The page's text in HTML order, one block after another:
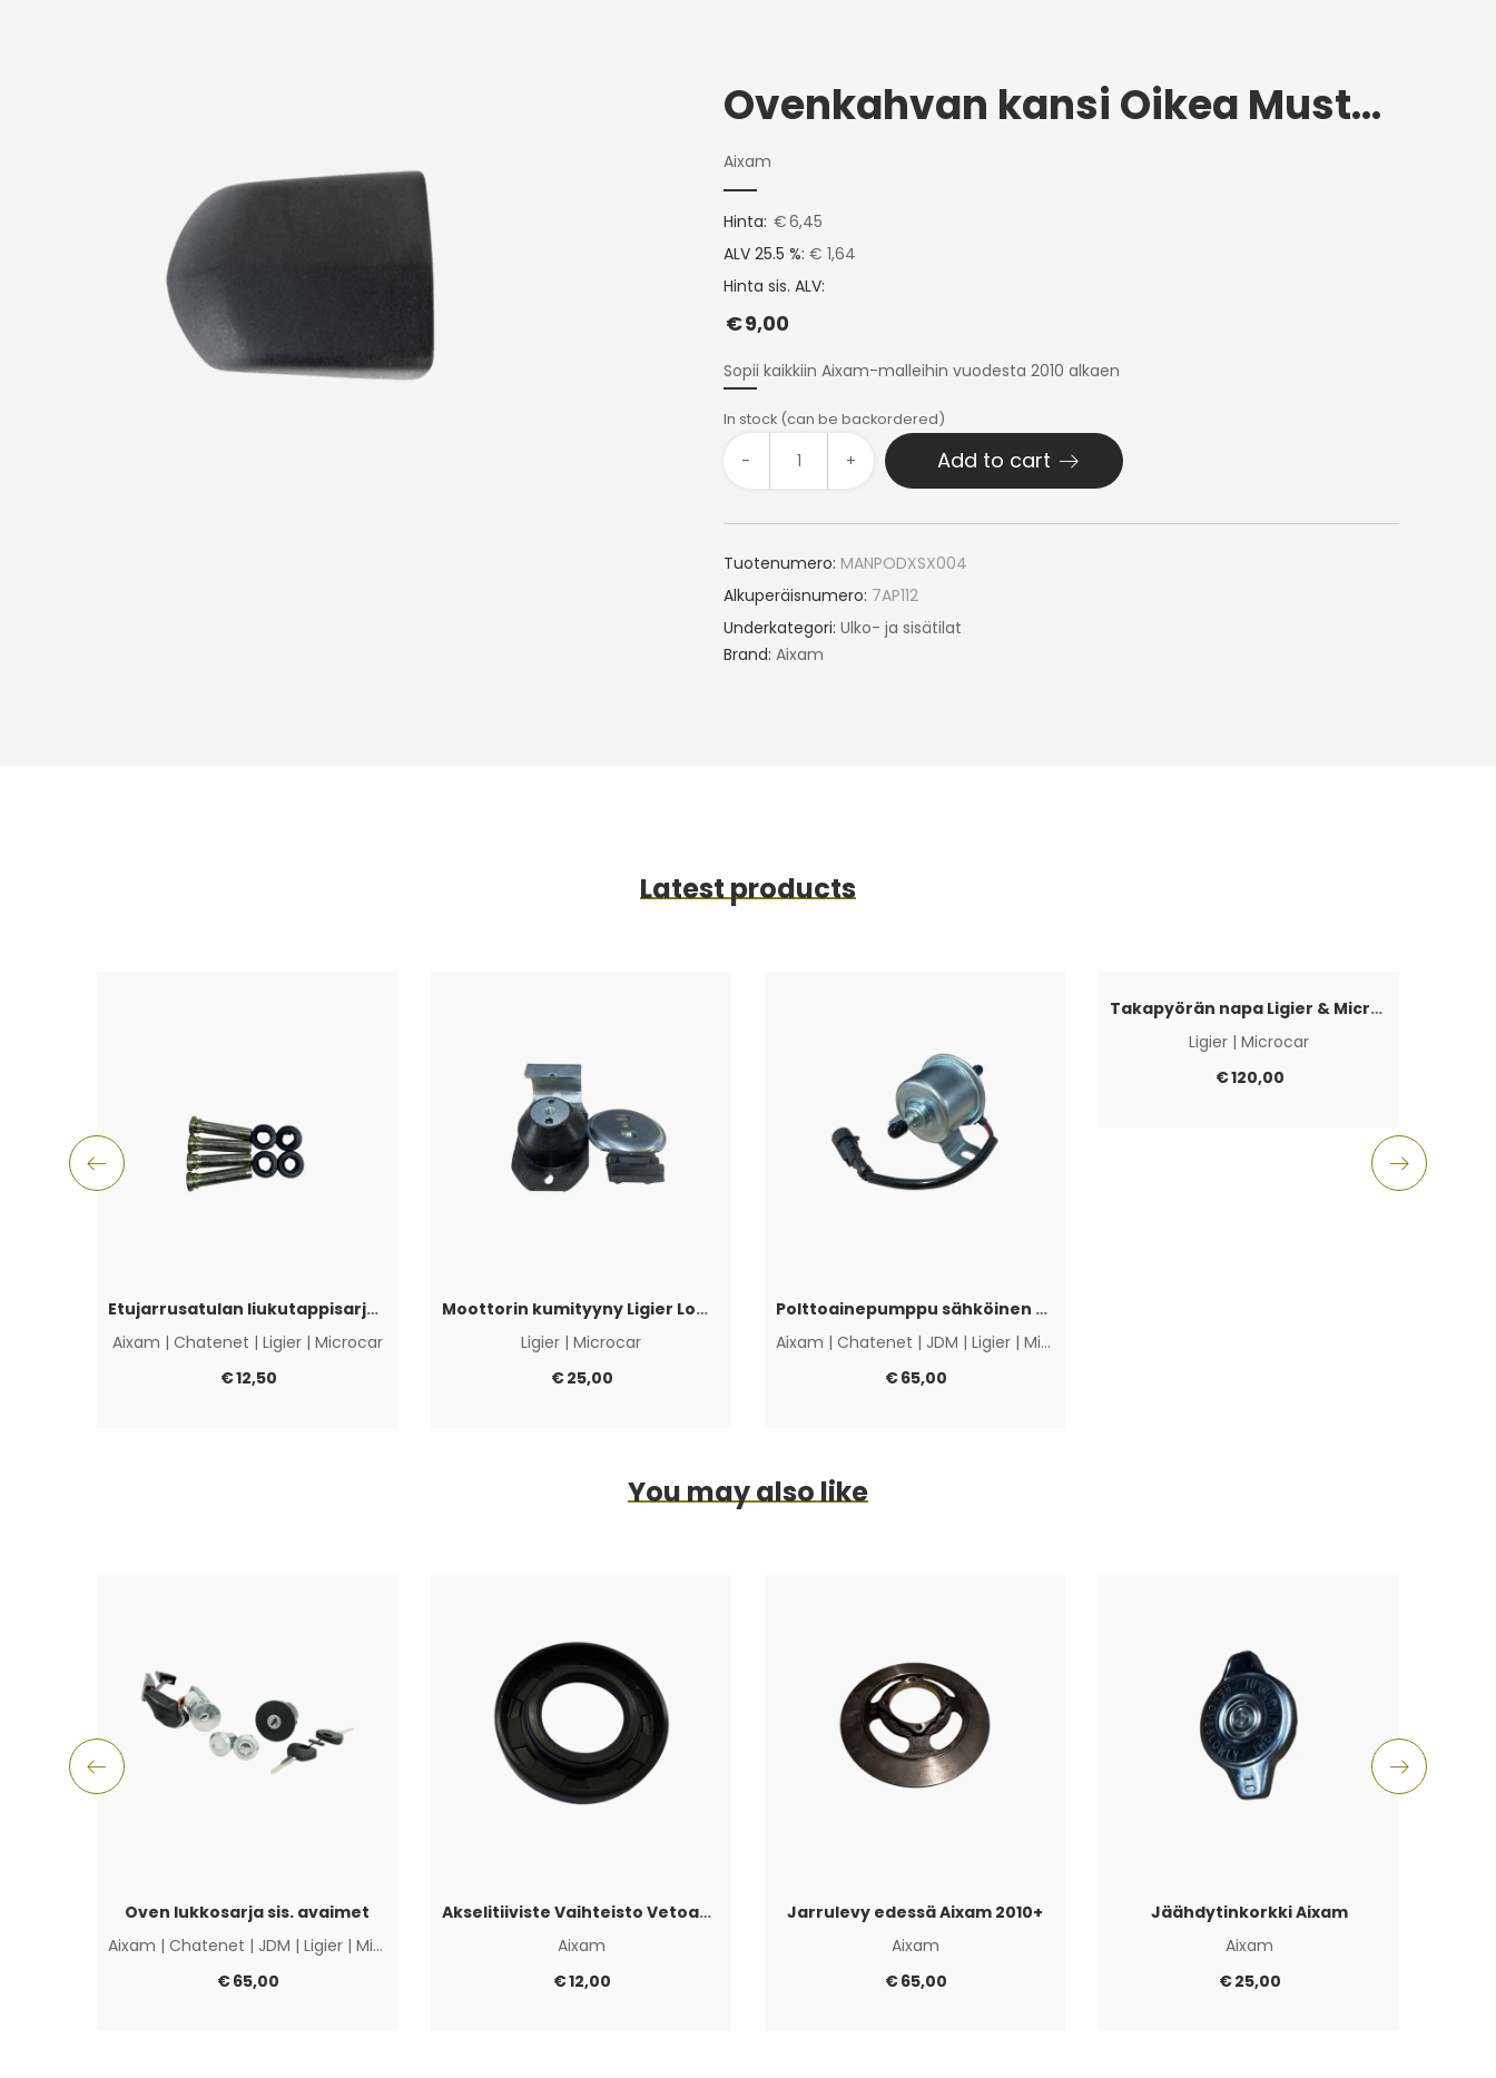
Ovenkahvan kansi Oikea Musta Aixam 2010+
Aixam
Hinta: €6,45
ALV 25.5 %: € 1,64
Hinta sis. ALV:
€9,00
Sopii kaikkiin Aixam-malleihin vuodesta 2010 alkaen
In stock (can be backordered)
- + Add to cart
Tuotenumero: MANPODXSX004
Alkuperäisnumero: 7AP112
Underkategori: Ulko- ja sisätilat
Brand: Aixam
Latest products
Etujarrusatulan liukutappisarja Aixam, Ligier, Microcar & Chatenet
Aixam | Chatenet | Ligier| Microcar
€12,50
Moottorin kumityyny Ligier Lombardini Progress / DCI
Ligier | Microcar
€25,00
Polttoainepumppu sähköinen Lombardini Progress / DCI / FOCS
Aixam | Chatenet | JDM | Ligier | Microcar
€65,00
Takapyörän napa Ligier & Microcar 4×100
Ligier | Microcar
€120,00
You may also like
Oven lukkosarja sis. avaimet
Aixam | Chatenet | JDM | Ligier | Microcar
€65,00
Akselitiiviste Vaihteisto Vetoakselin puoli Aixam
Aixam
€12,00
Jarrulevy edessä Aixam 2010+
Aixam
€65,00
Jäähdytinkorkki Aixam
Aixam
€25,00